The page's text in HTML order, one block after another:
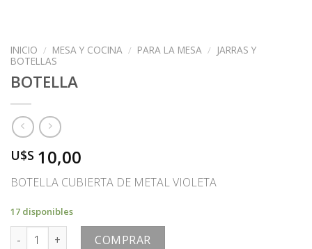
INICIO / MESA Y COCINA / PARA LA MESA / JARRAS Y
BOTELLAS
BOTELLA
U$S 10,00
BOTELLA CUBIERTA DE METAL VIOLETA
17 disponibles
BOTELLA cantidadCOMPRAR